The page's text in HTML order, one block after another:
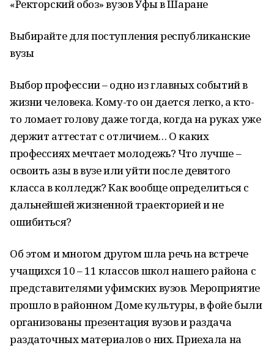
«Ректорский обоз» вузов Уфы в Шаране
Выбирайте для поступления республиканские
вузы
Выбор профессии – одно из главных событий в
жизни человека. Кому-то он дается легко, а кто-
то ломает голову даже тогда, когда на руках уже
держит аттестат с отличием… О каких
профессиях мечтает молодежь? Что лучше –
освоить азы в вузе или уйти после девятого
класса в колледж? Как вообще определиться с
дальнейшей жизненной траекторией и не
ошибиться?
Об этом и многом другом шла речь на встрече
учащихся 10 – 11 классов школ нашего района с
представителями уфимских вузов. Мероприятие
прошло в районном Доме культуры, в фойе были
организованы презентация вузов и раздача
раздаточных материалов о них. Приехала на